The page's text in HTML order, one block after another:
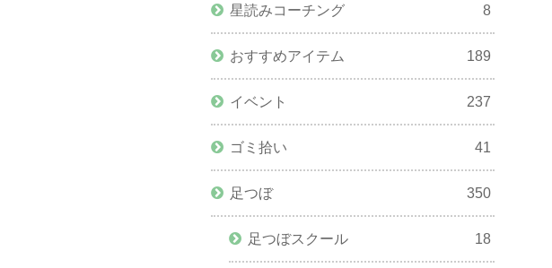
星読みコーチング 8
おすすめアイテム 189
イベント 237
ゴミ拾い 41
足つぼ 350
足つぼスクール 18